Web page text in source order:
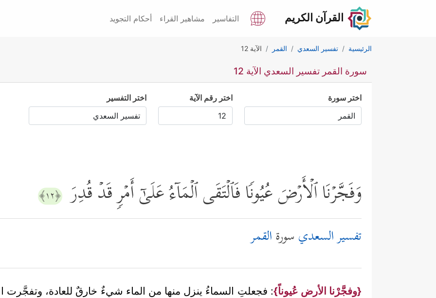
القرآن الكريم التفاسير مشاهير القراء أحكام التجويد
الرئيسية تفسير السعدي القمر الآية 12
سورة القمر تفسير السعدي الآية 12
اختر سورة اختر رقم الآية اختر التفسير
وَفَجَّرۡنَا ٱلۡأَرۡضَ عُیُونࣰا فَٱلۡتَقَى ٱلۡمَاۤءُ عَلَىٰۤ أَمۡرࣲ قَدۡ قُدِرَ ﴿١٢﴾
تفسير السعدي سورةالقمر
{وفجَّرْنا الأرض عُيوناً}: فجعلتِ السماءُ ينزل منها من الماء شيءٌ خارقٌ للعادة، وتفجَّرت